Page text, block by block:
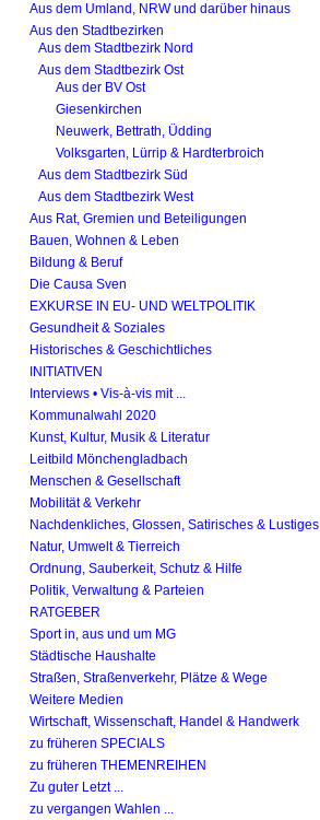
Aus dem Umland, NRW und darüber hinaus
Aus den Stadtbezirken
Aus dem Stadtbezirk Nord
Aus dem Stadtbezirk Ost
Aus der BV Ost
Giesenkirchen
Neuwerk, Bettrath, Üdding
Volksgarten, Lürrip & Hardterbroich
Aus dem Stadtbezirk Süd
Aus dem Stadtbezirk West
Aus Rat, Gremien und Beteiligungen
Bauen, Wohnen & Leben
Bildung & Beruf
Die Causa Sven
EXKURSE IN EU- UND WELTPOLITIK
Gesundheit & Soziales
Historisches & Geschichtliches
INITIATIVEN
Interviews • Vis-à-vis mit ...
Kommunalwahl 2020
Kunst, Kultur, Musik & Literatur
Leitbild Mönchengladbach
Menschen & Gesellschaft
Mobilität & Verkehr
Nachdenkliches, Glossen, Satirisches & Lustiges
Natur, Umwelt & Tierreich
Ordnung, Sauberkeit, Schutz & Hilfe
Politik, Verwaltung & Parteien
RATGEBER
Sport in, aus und um MG
Städtische Haushalte
Straßen, Straßenverkehr, Plätze & Wege
Weitere Medien
Wirtschaft, Wissenschaft, Handel & Handwerk
zu früheren SPECIALS
zu früheren THEMENREIHEN
Zu guter Letzt ...
zu vergangen Wahlen ...